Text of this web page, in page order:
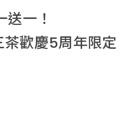
一！
歡慶5周年限定